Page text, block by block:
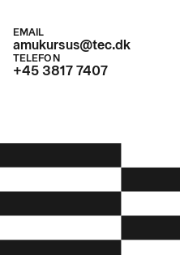
EMAIL
amukursus@tec.dk
TELEFON
+45 3817 7407